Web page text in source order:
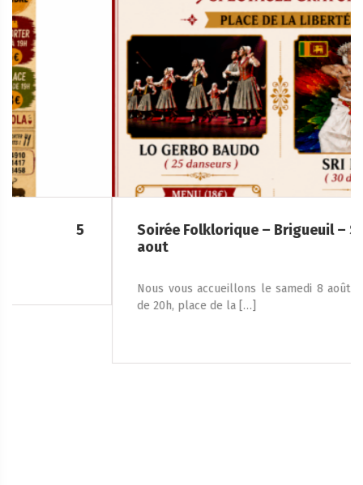
Soirée Folklorique – Brigueuil – Samedi 08
Nous vous accueillons le samedi 8 août 2026, à partir
de 20h, place de la […]